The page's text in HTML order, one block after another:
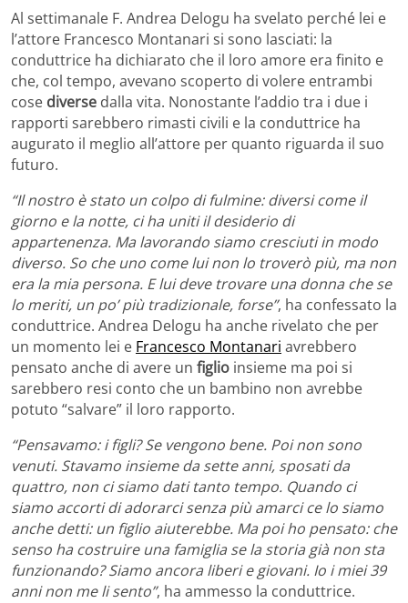
Al settimanale F. Andrea Delogu ha svelato perché lei e
l’attore Francesco Montanari si sono lasciati: la
conduttrice ha dichiarato che il loro amore era finito e
che, col tempo, avevano scoperto di volere entrambi
cose diverse dalla vita. Nonostante l’addio tra i due i
rapporti sarebbero rimasti civili e la conduttrice ha
augurato il meglio all’attore per quanto riguarda il suo
futuro.
“Il nostro è stato un colpo di fulmine: diversi come il
giorno e la notte, ci ha uniti il desiderio di
appartenenza. Ma lavorando siamo cresciuti in modo
diverso. So che uno come lui non lo troverò più, ma non
era la mia persona. E lui deve trovare una donna che se
lo meriti, un po’ più tradizionale, forse”, ha confessato la
conduttrice. Andrea Delogu ha anche rivelato che per
un momento lei e Francesco Montanari avrebbero
pensato anche di avere un figlio insieme ma poi si
sarebbero resi conto che un bambino non avrebbe
potuto “salvare” il loro rapporto.
“Pensavamo: i figli? Se vengono bene. Poi non sono
venuti. Stavamo insieme da sette anni, sposati da
quattro, non ci siamo dati tanto tempo. Quando ci
siamo accorti di adorarci senza più amarci ce lo siamo
anche detti: un figlio aiuterebbe. Ma poi ho pensato: che
senso ha costruire una famiglia se la storia già non sta
funzionando? Siamo ancora liberi e giovani. Io i miei 39
anni non me li sento”, ha ammesso la conduttrice.